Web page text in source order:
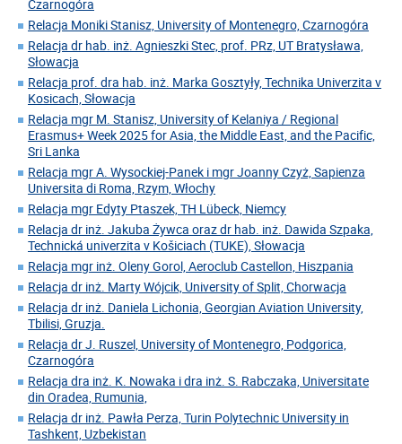
Czarnogóra
Relacja Moniki Stanisz, University of Montenegro, Czarnogóra
Relacja dr hab. inż. Agnieszki Stec, prof. PRz, UT Bratysława,
Słowacja
Relacja prof. dra hab. inż. Marka Gosztyły, Technika Univerzita v
Kosicach, Słowacja
Relacja mgr M. Stanisz, University of Kelaniya / Regional
Erasmus+ Week 2025 for Asia, the Middle East, and the Pacific,
Sri Lanka
Relacja mgr A. Wysockiej-Panek i mgr Joanny Czyż, Sapienza
Universita di Roma, Rzym, Włochy
Relacja mgr Edyty Ptaszek, TH Lübeck, Niemcy
Relacja dr inż. Jakuba Żywca oraz dr hab. inż. Dawida Szpaka,
Technická univerzita v Košiciach (TUKE), Słowacja
Relacja mgr inż. Oleny Gorol, Aeroclub Castellon, Hiszpania
Relacja dr inż. Marty Wójcik, University of Split, Chorwacja
Relacja dr inż. Daniela Lichonia, Georgian Aviation University,
Tbilisi, Gruzja.
Relacja dr J. Ruszel, University of Montenegro, Podgorica,
Czarnogóra
Relacja dra inż. K. Nowaka i dra inż. S. Rabczaka, Universitate
din Oradea, Rumunia,
Relacja dr inż. Pawła Perza, Turin Polytechnic University in
Tashkent, Uzbekistan